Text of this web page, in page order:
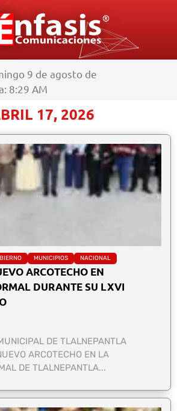
9 de agosto de
8:29 AM
17, 2026
MUNICIPIOS NACIONAL
ARCOTECHO EN
DURANTE SU LXVI
DE TLALNEPANTLA
ARCOTECHO EN LA
DE TLALNEPANTLA...